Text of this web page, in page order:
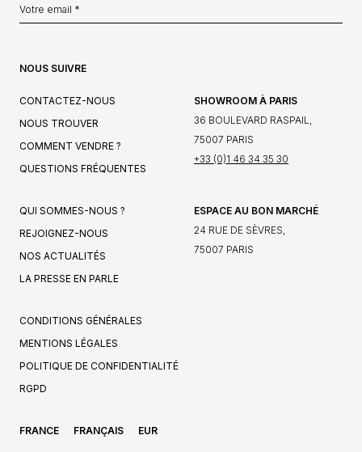
NOUS SUIVRE
CONTACTEZ-NOUS
NOUS TROUVER
COMMENT VENDRE ?
QUESTIONS FRÉQUENTES
SHOWROOM À PARIS
36 BOULEVARD RASPAIL,
75007 PARIS
+33 (0)1 46 34 35 30
QUI SOMMES-NOUS ?
REJOIGNEZ-NOUS
NOS ACTUALITÉS
LA PRESSE EN PARLE
ESPACE AU BON MARCHÉ
24 RUE DE SÈVRES,
75007 PARIS
CONDITIONS GÉNÉRALES
MENTIONS LÉGALES
POLITIQUE DE CONFIDENTIALITÉ
RGPD
FRANCE FRANÇAIS EUR